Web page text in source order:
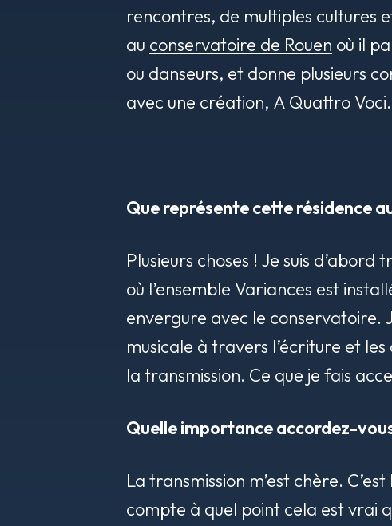
rencontres, de multiples cultures
au conservatoire de Rouen où il
ou danseurs, et donne plusieurs
avec une création, A Quattro Voci
Que représente cette résidence
Plusieurs choses ! Je suis
où l’ensemble Variances est
envergure avec le conservatoire.
musicale à travers l’écriture et
la transmission. Ce que je fais
Quelle importance accordez-
La transmission m’est chère.
compte à quel point cela est vrai